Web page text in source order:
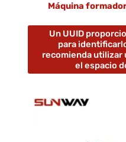
Máquina
Un UUID
para
recomienda utilizar
el espacio